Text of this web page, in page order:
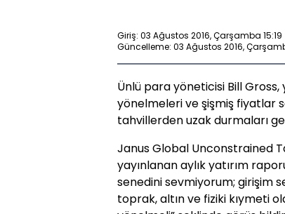
Giriş: 03 Ağustos 2016, Çarşamba 15:19
Güncelleme: 03 Ağustos 2016,
Ünlü para yöneticisi Bill Gross,
yönelmeleri ve şişmiş fiyatlar
tahvillerden uzak durmaları
Janus Global Unconstrained
yayınlanan aylık yatırım
senedini sevmiyorum; girişim
toprak, altın ve fiziki kıymeti